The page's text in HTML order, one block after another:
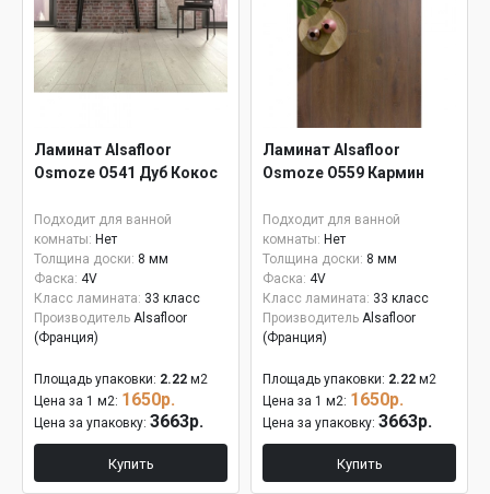
Ламинат Alsafloor
Osmoze O541 Дуб Кокос
Подходит для ванной
комнаты: Нет
Толщина доски: 8 мм
Фаска: 4V
Класс ламината: 33 класс
Производитель Alsafloor
(Франция)
Площадь упаковки: 2.22 м2
Цена за 1 м2: 1650р.
Цена за упаковку: 3663р.
Купить
Ламинат Alsafloor
Osmoze О559 Кармин
Подходит для ванной
комнаты: Нет
Толщина доски: 8 мм
Фаска: 4V
Класс ламината: 33 класс
Производитель Alsafloor
(Франция)
Площадь упаковки: 2.22 м2
Цена за 1 м2: 1650р.
Цена за упаковку: 3663р.
Купить